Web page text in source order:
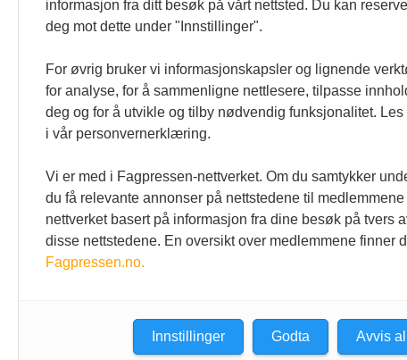
Christiania Torv 5, 0158 Oslo
Postboks 2073 Vika, 0125 OSLO
E-post:
informasjon fra ditt besøk på vårt nettsted. Du kan
deg mot dette under "Innstillinger".
For øvrig bruker vi informasjonskapsler og lignende
for analyse, for å sammenligne nettlesere, tilpasse
deg og for å utvikle og tilby nødvendig funksjonalitet. Les
i vår personvernerklæring.
Vi er med i Fagpressen-nettverket. Om du samtykker
du få relevante annonser på nettstedene til medlemmene
nettverket basert på informasjon fra dine besøk på tvers
disse nettstedene. En oversikt over medlemmene finner
Fagpressen.no.
Avvis
Godta
Innstillinger